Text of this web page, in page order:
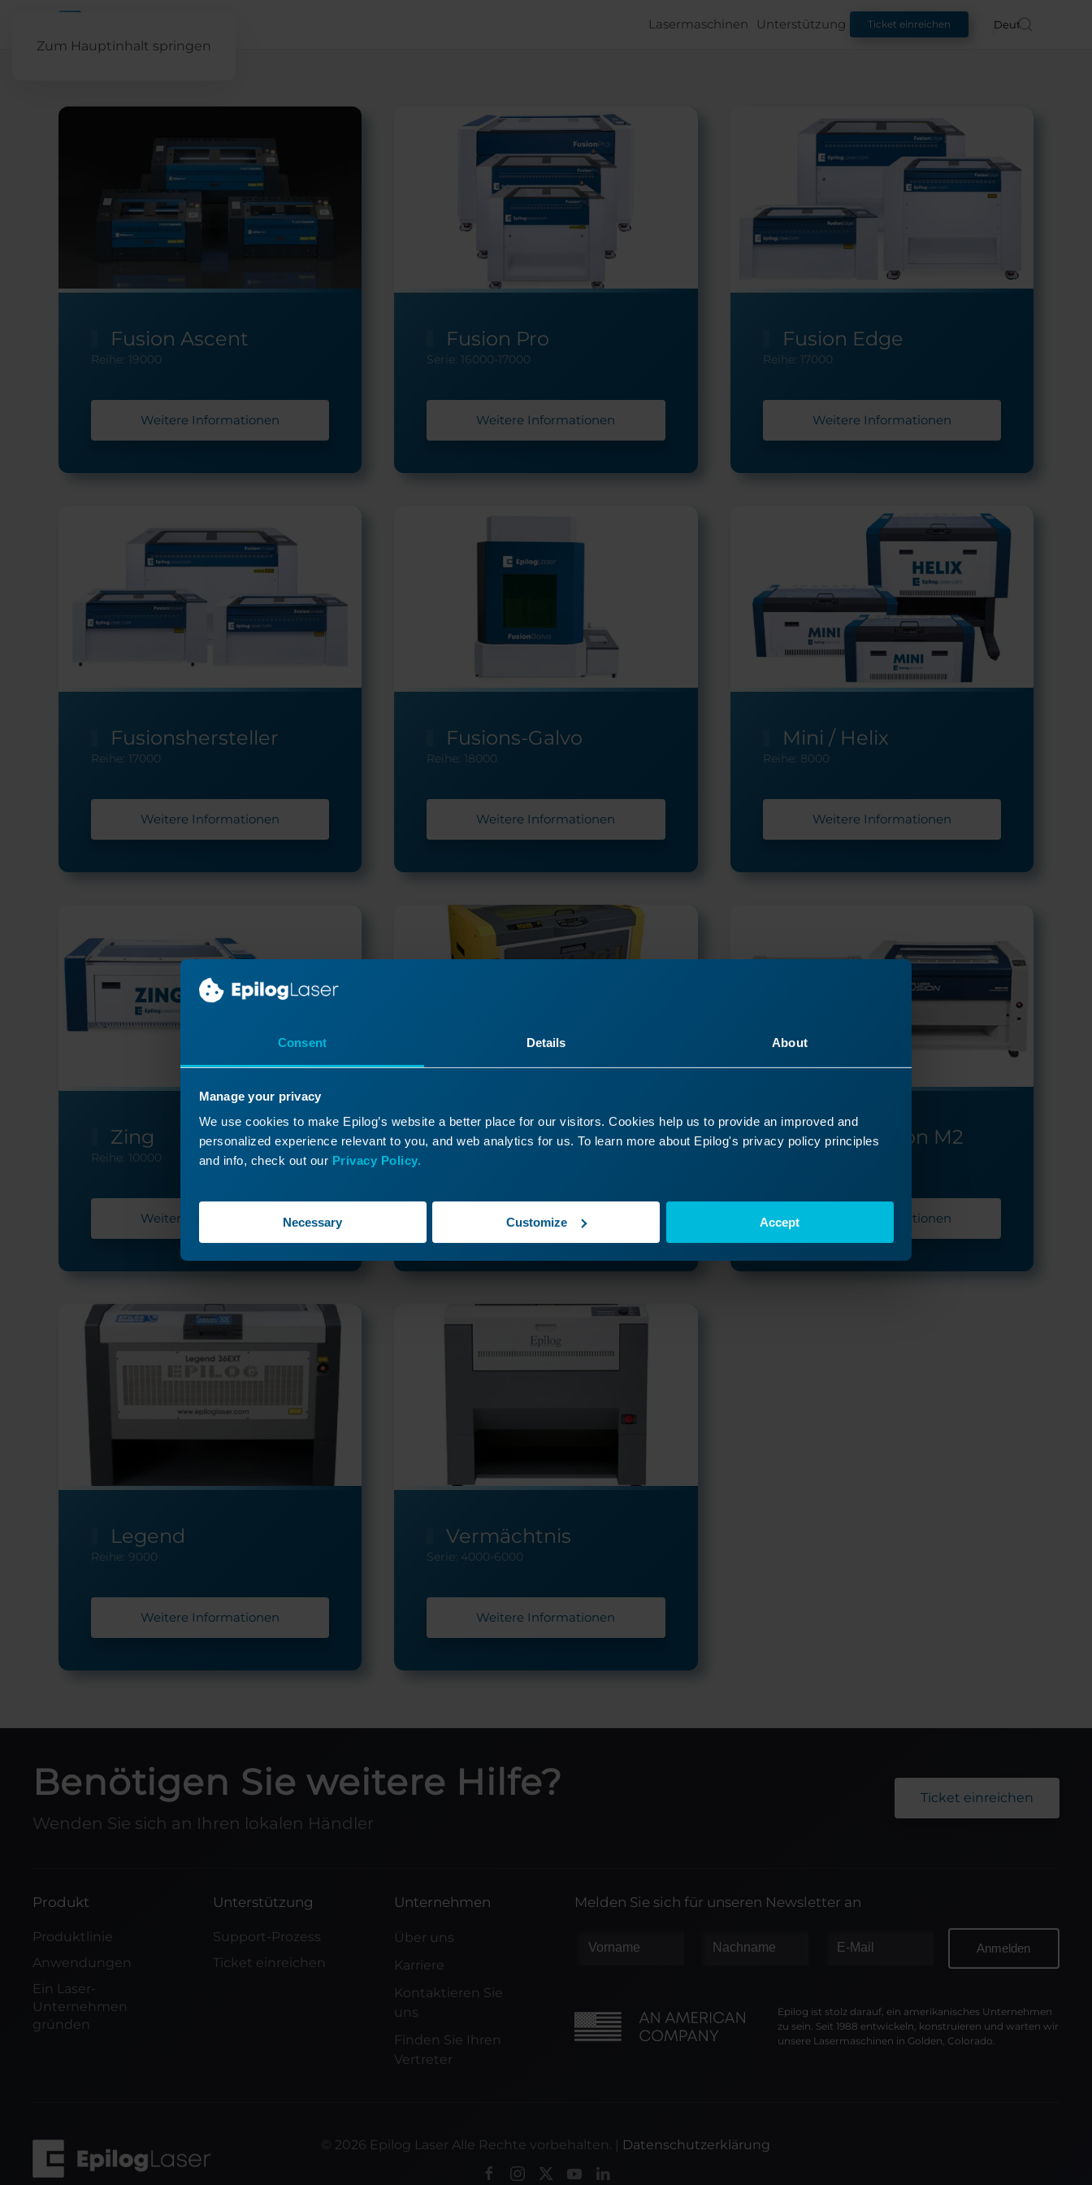
Consent Details About
Manage your privacy
We use cookies to make Epilog’s website a better place for our visitors. Cookies help us to provide an improved and
personalized experience relevant to you, and web analytics for us. To learn more about Epilog's privacy policy principles
and info, check out our Privacy Policy.
Necessary Customize Accept
Zum Hauptinhalt springen
Lasermaschinen Unterstützung Ticket einreichen Deutsch
Fusion Ascent
Reihe: 19000
Weitere Informationen
Fusion Pro
Serie: 16000-17000
Weitere Informationen
Fusion Edge
Reihe: 17000
Weitere Informationen
Fusionshersteller
Reihe: 17000
Weitere Informationen
Fusions-Galvo
Reihe: 18000
Weitere Informationen
Mini / Helix
Reihe: 8000
Weitere Informationen
Zing
Reihe: 10000
Weitere Informationen
FiberMark
Weitere Informationen
Fusion / Fusion M2
Weitere Informationen
Legend
Reihe: 9000
Weitere Informationen
Vermächtnis
Serie: 4000-6000
Weitere Informationen
Benötigen Sie weitere Hilfe?
Wenden Sie sich an Ihren lokalen Händler
Ticket einreichen
Produkt
Produktlinie
Anwendungen
Ein Laser-
Unternehmen
gründen
Unterstützung
Support-Prozess
Ticket einreichen
Unternehmen
Über uns
Karriere
Kontaktieren Sie
uns
Finden Sie Ihren
Vertreter
Melden Sie sich für unseren Newsletter an
Epilog ist stolz darauf, ein amerikanisches Unternehmen
zu sein. Seit 1988 entwickeln, konstruieren und warten wir
unsere Lasermaschinen in Golden, Colorado.
© 2026 Epilog Laser Alle Rechte vorbehalten. | Datenschutzerklärung